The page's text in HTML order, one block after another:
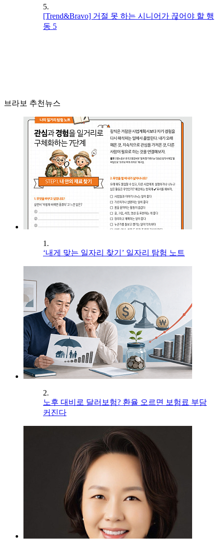
5.
[Trend&Bravo] 거절 못 하는 시니어가 끊어야 할 행
동 5
브라보 추천뉴스
1.
‘내게 맞는 일자리 찾기’ 일자리 탐험 노트
2.
노후 대비로 달러보험? 환율 오르면 보험료 부담
커진다